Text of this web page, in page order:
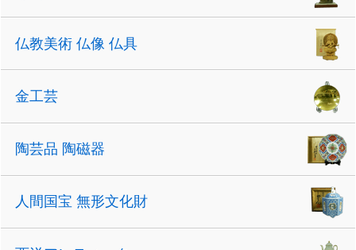
仏教美術 仏像 仏具
金工芸
陶芸品 陶磁器
人間国宝 無形文化財